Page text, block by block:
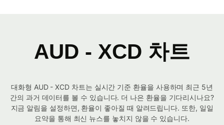
AUD - XCD 차트
대화형 AUD - XCD 차트는 실시간 기준 환율을 사용하며 최근 5년
간의 과거 데이터를 볼 수 있습니다. 더 나은 환율을 기다리시나요?
지금 알림을 설정하면, 환율이 좋아질 때 알려드립니다. 또한, 일일
요약을 통해 최신 뉴스를 놓치지 않을 수 있습니다.